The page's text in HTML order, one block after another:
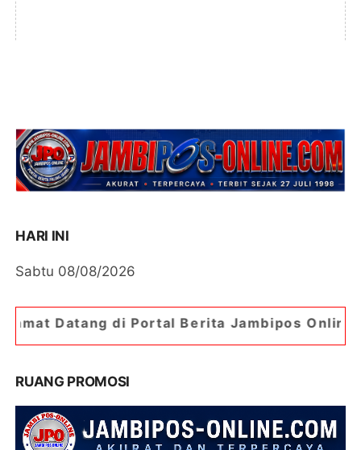
HARI INI
Sabtu 08/08/2026
Portal Berita Jambipos Online. Portal Berita
RUANG PROMOSI